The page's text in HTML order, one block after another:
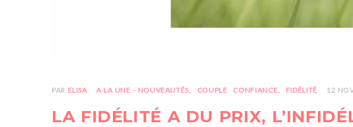
PAR ELISA A LA UNE - NOUVEAUTÉS COUPLE CONFIANCE FIDÉLITÉ 12
LA FIDÉLITÉ A DU PRIX,